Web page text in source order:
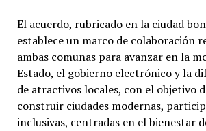
El acuerdo, rubricado en la ciudad
establece un marco de colaboración
ambas comunas para avanzar en la
Estado, el gobierno electrónico y la
de atractivos locales, con el objetivo
construir ciudades modernas,
inclusivas, centradas en el bienestar